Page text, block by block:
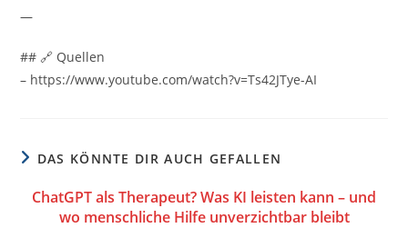
—
## 🔗 Quellen
– https://www.youtube.com/watch?v=Ts42JTye-AI
DAS KÖNNTE DIR AUCH GEFALLEN
ChatGPT als Therapeut? Was KI leisten kann – und
wo menschliche Hilfe unverzichtbar bleibt